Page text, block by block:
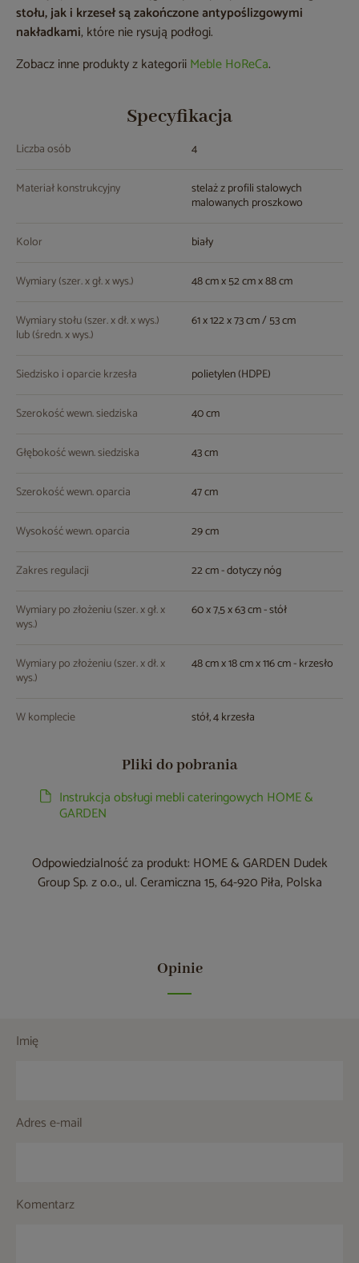
stołu, jak i krzeseł są zakończone antypoślizgowymi
nakładkami, które nie rysują podłogi.
Zobacz inne produkty z kategoriiMeble HoReCa.
Specyfikacja
Liczba osób 4
Materiał konstrukcyjny stelaż z profili stalowych
malowanych proszkowo
Kolor biały
Wymiary (szer. x gł. x wys.) 48 cm x 52 cm x 88 cm
Wymiary stołu (szer. x dł. x wys.)
lub (średn. x wys.)
61 x 122 x 73 cm / 53 cm
Siedzisko i oparcie krzesła polietylen (HDPE)
Szerokość wewn. siedziska 40 cm
Głębokość wewn. siedziska 43 cm
Szerokość wewn. oparcia 47 cm
Wysokość wewn. oparcia 29 cm
Zakres regulacji 22 cm - dotyczy nóg
Wymiary po złożeniu (szer. x gł. x
wys.)
60 x 7,5 x 63 cm - stół
Wymiary po złożeniu (szer. x dł. x
wys.)
48 cm x 18 cm x 116 cm - krzesło
W komplecie stół, 4 krzesła
Pliki do pobrania
Instrukcja obsługi mebli cateringowych HOME &
GARDEN
Odpowiedzialność za produkt: HOME & GARDEN Dudek
Group Sp. z o.o., ul. Ceramiczna 15, 64-920 Piła, Polska
Opinie
Imię
Adres e-mail
Komentarz